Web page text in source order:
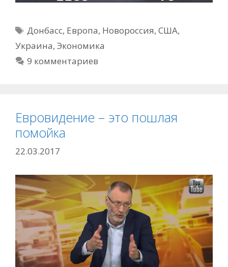
Метки
Донбасс, Европа, Новороссия,США,
Украина, Экономика
9 комментариев
Евровидение – это пошлая
помойка
22.03.2017